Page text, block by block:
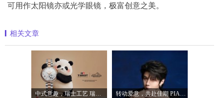
可用作太阳镜亦或光学眼镜，极富创意之美。
相关文章
中式意趣，瑞士工艺 瑞士天梭表携手国宝 转动爱意，共赴佳期 PIAGET伯爵礼献七夕